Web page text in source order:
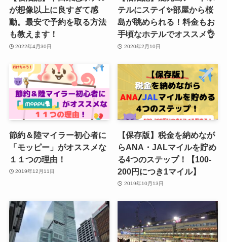
が想像以上に良すぎて感
動。最安で予約を取る方法
も教えます！
2022年4月30日
テルにステイ✨部屋から桜
島が眺められる！料金もお
手頃なホテルでオススメ👌
2020年2月10日
節約＆陸マイラー初心者に
「モッピー」がオススメな
１１つの理由！
2019年12月11日
【保存版】税金を納めなが
らANA・JALマイルを貯め
る4つのステップ！【100-
200円につき1マイル】
2019年10月13日